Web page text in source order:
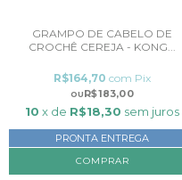
GRAMPO DE CABELO DE
CROCHÊ CEREJA - KONG...
R$183,00
R$164,70 com Pix
10 x de R$18,30 sem juros
PRONTA ENTREGA